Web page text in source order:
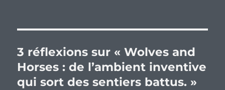
3 réflexions sur « Wolves and
Horses : de l’ambient inventive
qui sort des sentiers battus. »